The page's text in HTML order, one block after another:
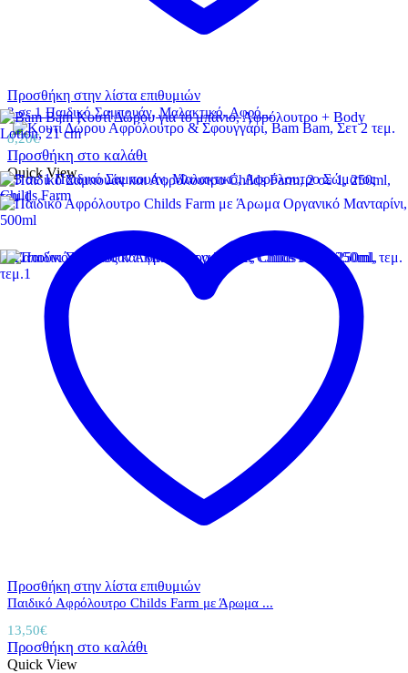
Προσθήκη στην λίστα επιθυμιών
3 σε 1 Παιδικό Σαμπουάν, Μαλακτικό, Αφρό...
8,20€
Προσθήκη στο καλάθι
Quick View
Προσθήκη στην λίστα επιθυμιών
Παιδικό Αφρόλουτρο Childs Farm με Άρωμα ...
13,50€
Προσθήκη στο καλάθι
Quick View